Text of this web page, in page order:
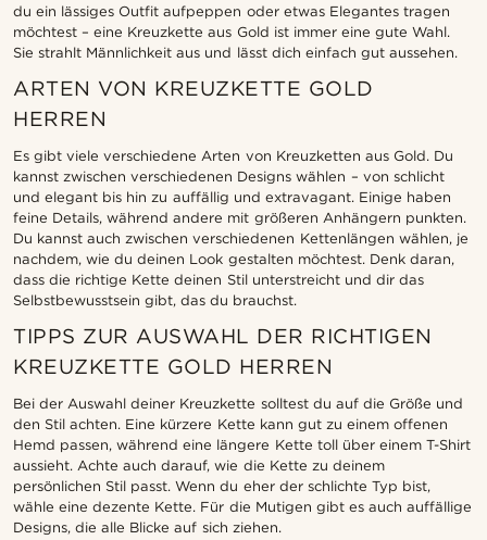
du ein lässiges Outfit aufpeppen oder etwas Elegantes tragen
möchtest – eine Kreuzkette aus Gold ist immer eine gute Wahl.
Sie strahlt Männlichkeit aus und lässt dich einfach gut aussehen.
ARTEN VON KREUZKETTE GOLD
HERREN
Es gibt viele verschiedene Arten von Kreuzketten aus Gold. Du
kannst zwischen verschiedenen Designs wählen – von schlicht
und elegant bis hin zu auffällig und extravagant. Einige haben
feine Details, während andere mit größeren Anhängern punkten.
Du kannst auch zwischen verschiedenen Kettenlängen wählen, je
nachdem, wie du deinen Look gestalten möchtest. Denk daran,
dass die richtige Kette deinen Stil unterstreicht und dir das
Selbstbewusstsein gibt, das du brauchst.
TIPPS ZUR AUSWAHL DER RICHTIGEN
KREUZKETTE GOLD HERREN
Bei der Auswahl deiner Kreuzkette solltest du auf die Größe und
den Stil achten. Eine kürzere Kette kann gut zu einem offenen
Hemd passen, während eine längere Kette toll über einem T-Shirt
aussieht. Achte auch darauf, wie die Kette zu deinem
persönlichen Stil passt. Wenn du eher der schlichte Typ bist,
wähle eine dezente Kette. Für die Mutigen gibt es auch auffällige
Designs, die alle Blicke auf sich ziehen.